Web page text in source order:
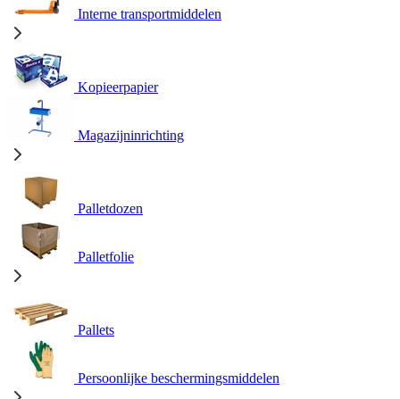
Interne transportmiddelen
Kopieerpapier
Magazijninrichting
Palletdozen
Palletfolie
Pallets
Persoonlijke beschermingsmiddelen